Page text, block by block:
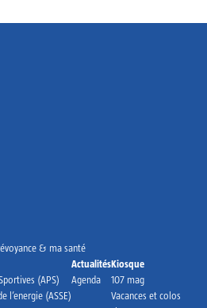
& ma santé
(APS)
l’energie (ASSE)
Actualités
Agenda
Kiosque
107 mag
Vacances et colos